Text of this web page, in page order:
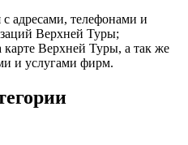
адресами, телефонами и
Верхней Туры;
Верхней Туры, а так же
и услугами фирм.